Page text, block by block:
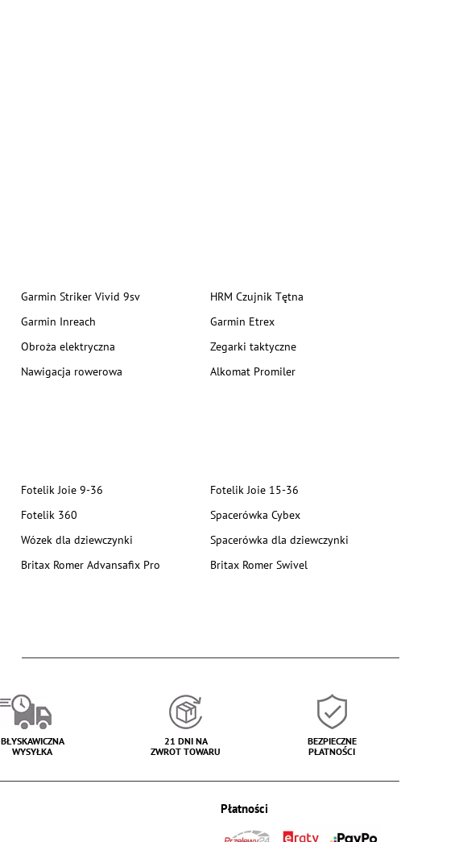
Garmin Striker Vivid 9sv
HRM Czujnik Tętna
Garmin Inreach
Garmin Etrex
Obroża elektryczna
Zegarki taktyczne
Nawigacja rowerowa
Alkomat Promiler
Fotelik Joie 9-36
Fotelik Joie 15-36
Fotelik 360
Spacerówka Cybex
Wózek dla dziewczynki
Spacerówka dla dziewczynki
Britax Romer Advansafix Pro
Britax Romer Swivel
BŁYSKAWICZNA
WYSYŁKA
21 DNI NA
ZWROT TOWARU
BEZPIECZNE
PŁATNOŚCI
Płatności